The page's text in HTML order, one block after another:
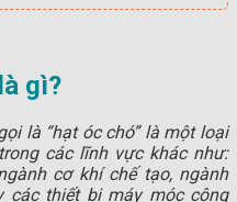
gì?
là “hạt óc chó” là một loại
các lĩnh vực khác như:
cơ khí chế tạo, ngành
các thiết bị máy móc công